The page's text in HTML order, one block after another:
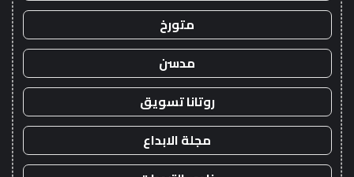
متورخ
مدسن
روتانا تسويق
مجلة الابداع